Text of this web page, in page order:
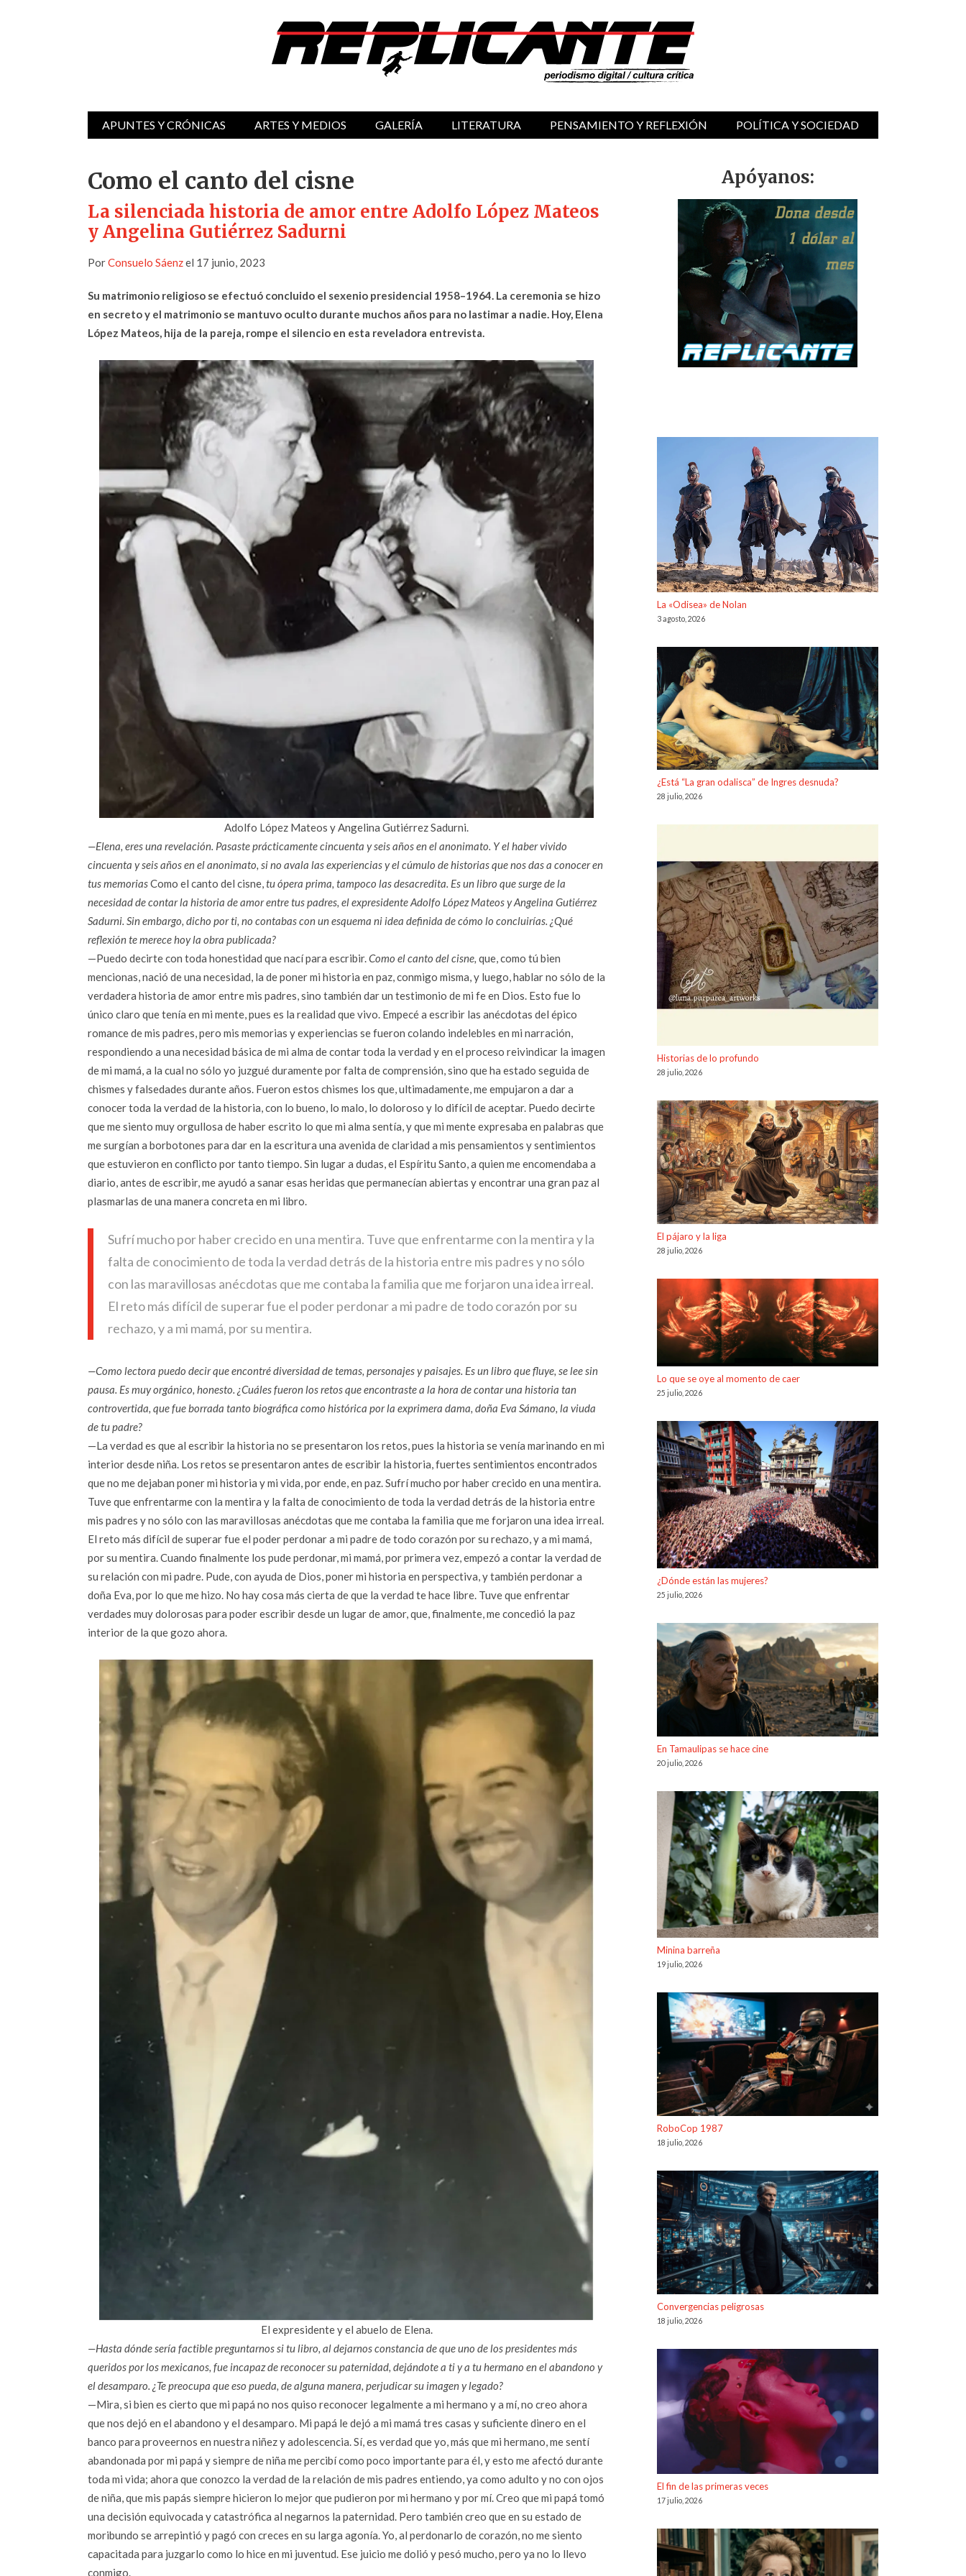
APUNTES Y CRÓNICAS ARTES Y MEDIOS GALERÍA LITERATURA PENSAMIENTO Y REFLEXIÓN POLÍTICA Y SOCIEDAD
Como el canto del cisne
La silenciada historia de amor entre Adolfo López Mateos
y Angelina Gutiérrez Sadurni
PorConsuelo Sáenzel 17 junio, 2023
Su matrimonio religioso se efectuó concluido el sexenio presidencial 1958–1964. La ceremonia se hizo
en secreto y el matrimonio se mantuvo oculto durante muchos años para no lastimar a nadie. Hoy, Elena
López Mateos, hija de la pareja, rompe el silencio en esta reveladora entrevista.
Adolfo López Mateos y Angelina Gutiérrez Sadurni.
—Elena, eres una revelación. Pasaste prácticamente cincuenta y seis años en el anonimato. Y el haber vivido
cincuenta y seis años en el anonimato, si no avala las experiencias y el cúmulo de historias que nos das a conocer en
tus memoriasComo el canto del cisne,tu ópera prima, tampoco las desacredita. Es un libro que surge de la
necesidad de contar la historia de amor entre tus padres, el expresidente Adolfo López Mateos y Angelina Gutiérrez
Sadurni. Sin embargo, dicho por ti, no contabas con un esquema ni idea definida de cómo lo concluirías. ¿Qué
reflexión te merece hoy la obra publicada?
—Puedo decirte con toda honestidad que nací para escribir.Como el canto del cisne, que, como tú bien
mencionas, nació de una necesidad, la de poner mi historia en paz, conmigo misma, y luego, hablar no sólo de la
verdadera historia de amor entre mis padres, sino también dar un testimonio de mi fe en Dios. Esto fue lo
único claro que tenía en mi mente, pues es la realidad que vivo. Empecé a escribir las anécdotas del épico
romance de mis padres, pero mis memorias y experiencias se fueron colando indelebles en mi narración,
respondiendo a una necesidad básica de mi alma de contar toda la verdad y en el proceso reivindicar la imagen
de mi mamá, a la cual no sólo yo juzgué duramente por falta de comprensión, sino que ha estado seguida de
chismes y falsedades durante años. Fueron estos chismes los que, ultimadamente, me empujaron a dar a
conocer toda la verdad de la historia, con lo bueno, lo malo, lo doloroso y lo difícil de aceptar. Puedo decirte
que me siento muy orgullosa de haber escrito lo que mi alma sentía, y que mi mente expresaba en palabras que
me surgían a borbotones para dar en la escritura una avenida de claridad a mis pensamientos y sentimientos
que estuvieron en conflicto por tanto tiempo. Sin lugar a dudas, el Espíritu Santo, a quien me encomendaba a
diario, antes de escribir, me ayudó a sanar esas heridas que permanecían abiertas y encontrar una gran paz al
plasmarlas de una manera concreta en mi libro.
Sufrí mucho por haber crecido en una mentira. Tuve que enfrentarme con la mentira y la
falta de conocimiento de toda la verdad detrás de la historia entre mis padres y no sólo
con las maravillosas anécdotas que me contaba la familia que me forjaron una idea irreal.
El reto más difícil de superar fue el poder perdonar a mi padre de todo corazón por su
rechazo, y a mi mamá, por su mentira.
—Como lectora puedo decir que encontré diversidad de temas, personajes y paisajes. Es un libro que fluye, se lee sin
pausa. Es muy orgánico, honesto. ¿Cuáles fueron los retos que encontraste a la hora de contar una historia tan
controvertida, que fue borrada tanto biográfica como histórica por la exprimera dama, doña Eva Sámano, la viuda
de tu padre?
—La verdad es que al escribir la historia no se presentaron los retos, pues la historia se venía marinando en mi
interior desde niña. Los retos se presentaron antes de escribir la historia, fuertes sentimientos encontrados
que no me dejaban poner mi historia y mi vida, por ende, en paz. Sufrí mucho por haber crecido en una mentira.
Tuve que enfrentarme con la mentira y la falta de conocimiento de toda la verdad detrás de la historia entre
mis padres y no sólo con las maravillosas anécdotas que me contaba la familia que me forjaron una idea irreal.
El reto más difícil de superar fue el poder perdonar a mi padre de todo corazón por su rechazo, y a mi mamá,
por su mentira. Cuando finalmente los pude perdonar, mi mamá, por primera vez, empezó a contar la verdad de
su relación con mi padre. Pude, con ayuda de Dios, poner mi historia en perspectiva, y también perdonar a
doña Eva, por lo que me hizo. No hay cosa más cierta de que la verdad te hace libre. Tuve que enfrentar
verdades muy dolorosas para poder escribir desde un lugar de amor, que, finalmente, me concedió la paz
interior de la que gozo ahora.
El expresidente y el abuelo de Elena.
—Hasta dónde sería factible preguntarnos si tu libro, al dejarnos constancia de que uno de los presidentes más
queridos por los mexicanos, fue incapaz de reconocer su paternidad, dejándote a ti y a tu hermano en el abandono y
el desamparo. ¿Te preocupa que eso pueda, de alguna manera, perjudicar su imagen y legado?
—Mira, si bien es cierto que mi papá no nos quiso reconocer legalmente a mi hermano y a mí, no creo ahora
que nos dejó en el abandono y el desamparo. Mi papá le dejó a mi mamá tres casas y suficiente dinero en el
banco para proveernos en nuestra niñez y adolescencia. Sí, es verdad que yo, más que mi hermano, me sentí
abandonada por mi papá y siempre de niña me percibí como poco importante para él, y esto me afectó durante
toda mi vida; ahora que conozco la verdad de la relación de mis padres entiendo, ya como adulto y no con ojos
de niña, que mis papás siempre hicieron lo mejor que pudieron por mi hermano y por mí. Creo que mi papá tomó
una decisión equivocada y catastrófica al negarnos la paternidad. Pero también creo que en su estado de
moribundo se arrepintió y pagó con creces en su larga agonía. Yo, al perdonarlo de corazón, no me siento
capacitada para juzgarlo como lo hice en mi juventud. Ese juicio me dolió y pesó mucho, pero ya no lo llevo
conmigo.
Apóyanos:
La «Odisea» de Nolan
3 agosto, 2026
¿Está “La gran odalisca” de Ingres desnuda?
28 julio, 2026
Historias de lo profundo
28 julio, 2026
El pájaro y la liga
28 julio, 2026
Lo que se oye al momento de caer
25 julio, 2026
¿Dónde están las mujeres?
25 julio, 2026
En Tamaulipas se hace cine
20 julio, 2026
Minina barreña
19 julio, 2026
RoboCop 1987
18 julio, 2026
Convergencias peligrosas
18 julio, 2026
El fin de las primeras veces
17 julio, 2026